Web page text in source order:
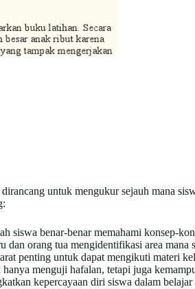
untuk mengukur sejauh mana
siswa benar-benar memahami konsep-
dan orang tua mengidentifikasi area
penting untuk dapat mengikuti materi
menguji hafalan, tetapi juga
kepercayaan diri siswa dalam